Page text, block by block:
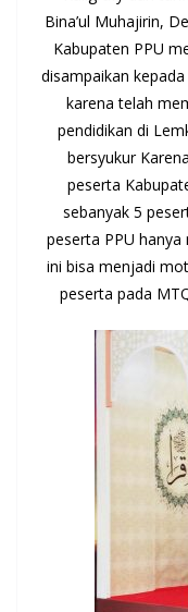
Bina’ul Muhajirin,
Kabupaten PPU
disampaikan
karena telah
pendidikan di
bersyukur
peserta
sebanyak 5
peserta PPU
ini bisa menjadi
peserta pada